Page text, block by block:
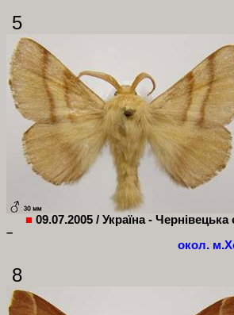
5
■ 09.07.2005 / Україна - Чернівецька
–
окол.
8